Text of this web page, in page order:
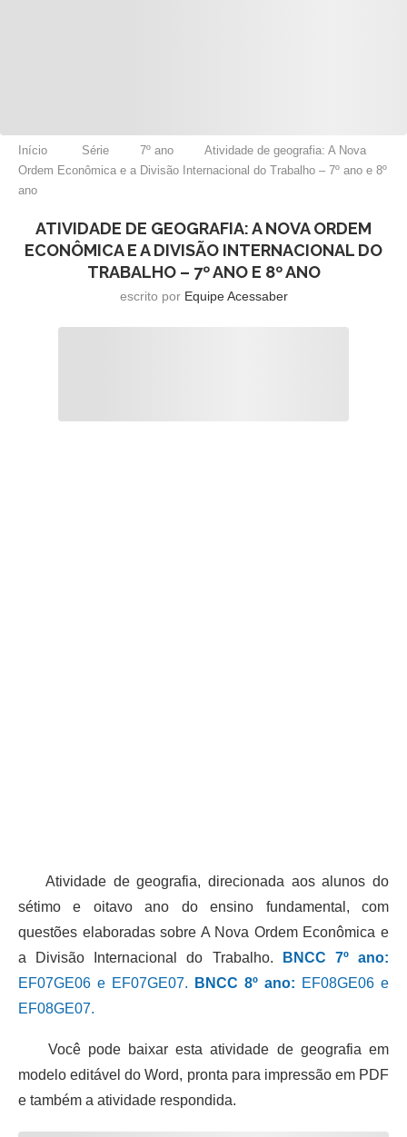
Início Série 7º ano
Atividade de geografia: A Nova
Ordem Econômica e a Divisão Internacional do Trabalho – 7º ano e 8º
ano
ATIVIDADE DE GEOGRAFIA: A NOVA ORDEM
ECONÔMICA E A DIVISÃO INTERNACIONAL DO
TRABALHO – 7º ANO E 8º ANO
escrito por Equipe Acessaber
Atividade de geografia, direcionada aos alunos do
sétimo e oitavo ano do ensino fundamental, com
questões elaboradas sobre A Nova Ordem Econômica e
a Divisão Internacional do Trabalho.
BNCC 7º ano:
EF07GE06 e EF07GE07.
BNCC 8º ano: EF08GE06 e
EF08GE07.
Você pode baixar esta atividade de geografia em
modelo editável do Word, pronta para impressão em PDF
e também a atividade respondida.